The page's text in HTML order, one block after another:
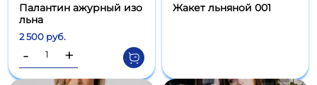
Палантин ажурный изо
льна
2 500 руб.
- +
Жакет льняной 001